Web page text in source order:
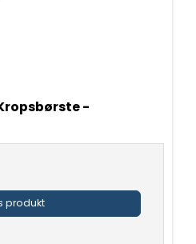
-
produkt